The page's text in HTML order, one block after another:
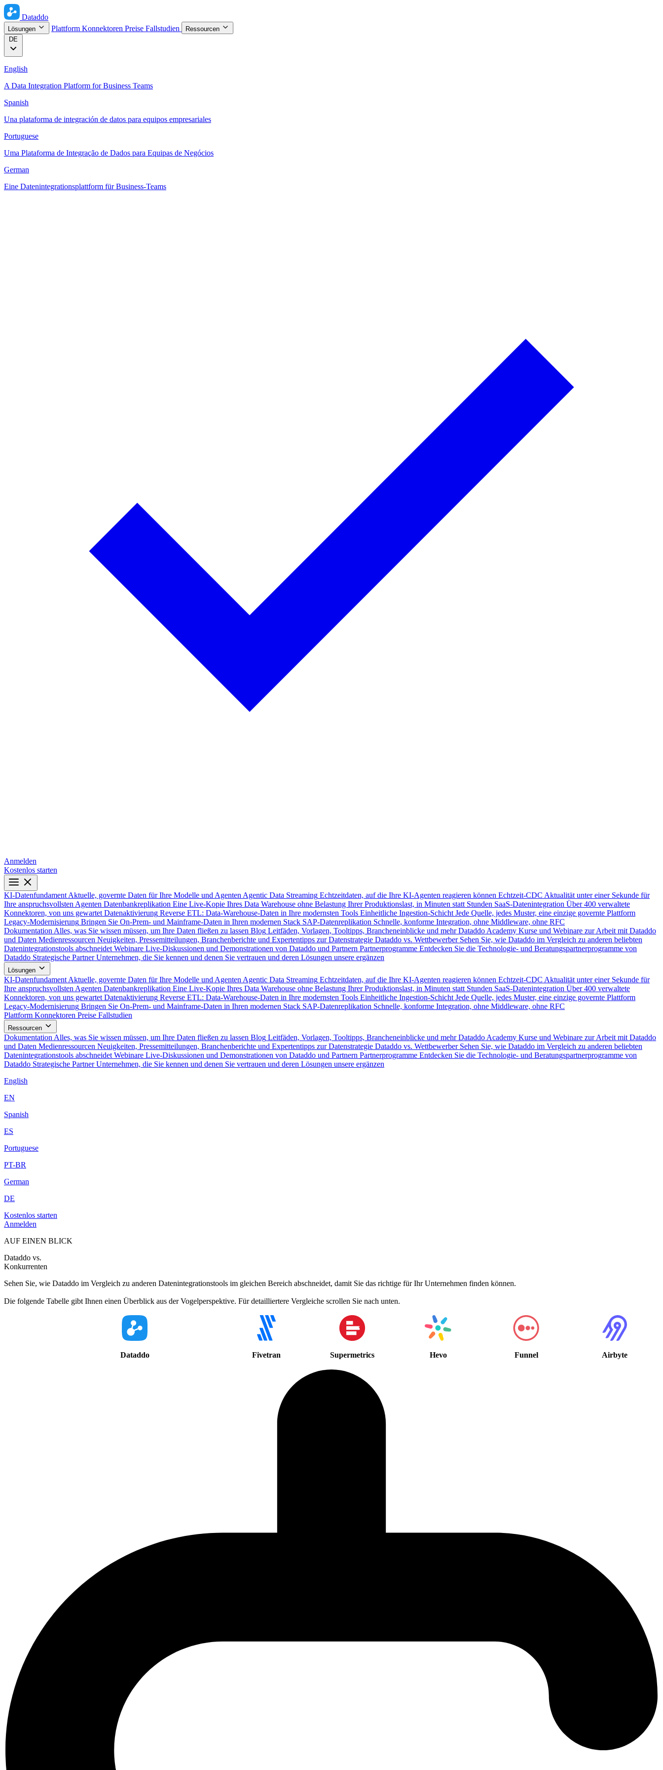
Dataddo
Lösungen Plattform Konnektoren Preise Fallstudien
Ressourcen
DE
English
A Data Integration Platform for Business Teams
Spanish
Una plataforma de integración de datos para equipos empresariales
Portuguese
Uma Plataforma de Integração de Dados para Equipas de Negócios
German
Eine Datenintegrationsplattform für Business-Teams
Anmelden
Kostenlos starten
KI-Datenfundament Aktuelle, governte Daten für Ihre Modelle und Agenten Agentic Data Streaming Echtzeitdaten, auf die Ihre KI-Agenten reagieren können Echtzeit-CDC Aktualität unter einer Sekunde für
Ihre anspruchsvollsten Agenten Datenbankreplikation Eine Live-Kopie Ihres Data Warehouse ohne Belastung Ihrer Produktionslast, in Minuten statt Stunden SaaS-Datenintegration Über 400 verwaltete
Konnektoren, von uns gewartet Datenaktivierung Reverse ETL: Data-Warehouse-Daten in Ihre modernsten Tools Einheitliche Ingestion-Schicht Jede Quelle, jedes Muster, eine einzige governte Plattform
Legacy-Modernisierung Bringen Sie On-Prem- und Mainframe-Daten in Ihren modernen Stack SAP-Datenreplikation Schnelle, konforme Integration, ohne Middleware, ohne RFC
Dokumentation Alles, was Sie wissen müssen, um Ihre Daten fließen zu lassen Blog Leitfäden, Vorlagen, Tooltipps, Brancheneinblicke und mehr Dataddo Academy Kurse und Webinare zur Arbeit mit Dataddo
und Daten Medienressourcen Neuigkeiten, Pressemitteilungen, Branchenberichte und Expertentipps zur Datenstrategie Dataddo vs. Wettbewerber Sehen Sie, wie Dataddo im Vergleich zu anderen beliebten
Datenintegrationstools abschneidet Webinare Live-Diskussionen und Demonstrationen von Dataddo und Partnern Partnerprogramme Entdecken Sie die Technologie- und Beratungspartnerprogramme von
Dataddo Strategische Partner Unternehmen, die Sie kennen und denen Sie vertrauen und deren Lösungen unsere ergänzen
Lösungen
KI-Datenfundament Aktuelle, governte Daten für Ihre Modelle und Agenten Agentic Data Streaming Echtzeitdaten, auf die Ihre KI-Agenten reagieren können Echtzeit-CDC Aktualität unter einer Sekunde für
Ihre anspruchsvollsten Agenten Datenbankreplikation Eine Live-Kopie Ihres Data Warehouse ohne Belastung Ihrer Produktionslast, in Minuten statt Stunden SaaS-Datenintegration Über 400 verwaltete
Konnektoren, von uns gewartet Datenaktivierung Reverse ETL: Data-Warehouse-Daten in Ihre modernsten Tools Einheitliche Ingestion-Schicht Jede Quelle, jedes Muster, eine einzige governte Plattform
Legacy-Modernisierung Bringen Sie On-Prem- und Mainframe-Daten in Ihren modernen Stack SAP-Datenreplikation Schnelle, konforme Integration, ohne Middleware, ohne RFC
Plattform Konnektoren Preise Fallstudien
Ressourcen
Dokumentation Alles, was Sie wissen müssen, um Ihre Daten fließen zu lassen Blog Leitfäden, Vorlagen, Tooltipps, Brancheneinblicke und mehr Dataddo Academy Kurse und Webinare zur Arbeit mit Dataddo
und Daten Medienressourcen Neuigkeiten, Pressemitteilungen, Branchenberichte und Expertentipps zur Datenstrategie Dataddo vs. Wettbewerber Sehen Sie, wie Dataddo im Vergleich zu anderen beliebten
Datenintegrationstools abschneidet Webinare Live-Diskussionen und Demonstrationen von Dataddo und Partnern Partnerprogramme Entdecken Sie die Technologie- und Beratungspartnerprogramme von
Dataddo Strategische Partner Unternehmen, die Sie kennen und denen Sie vertrauen und deren Lösungen unsere ergänzen
English
EN
Spanish
ES
Portuguese
PT-BR
German
DE
Kostenlos starten
Anmelden
AUF EINEN BLICK
Dataddo vs.
Konkurrenten
Sehen Sie, wie Dataddo im Vergleich zu anderen Datenintegrationstools im gleichen Bereich abschneidet, damit Sie das richtige für Ihr Unternehmen finden können.
Die folgende Tabelle gibt Ihnen einen Überblick aus der Vogelperspektive. Für detailliertere Vergleiche scrollen Sie nach unten.
Dataddo Fivetran Supermetrics Hevo Funnel Airbyte